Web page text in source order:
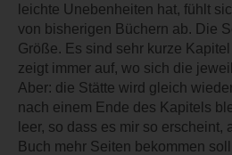
leichte Unebenheiten hat, fühlt
von bisherigen Büchern ab. Die
Größe. Es sind sehr kurze
zeigt immer auf, wo sich die
Aber: die Stätte wird gleich
nach einem Ende des Kapitels
leer, so dass es mir so erscheint,
Buch mehr Seiten bekommen